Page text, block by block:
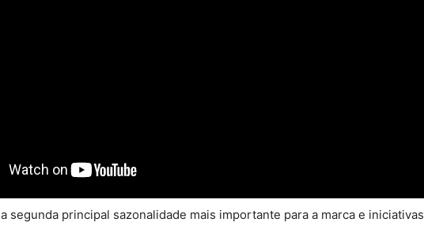
segunda principal sazonalidade mais importante para a marca e iniciativas